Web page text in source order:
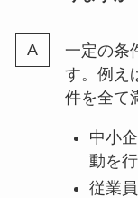
一定の条
す。例え
件を全て
中小
動を
従業